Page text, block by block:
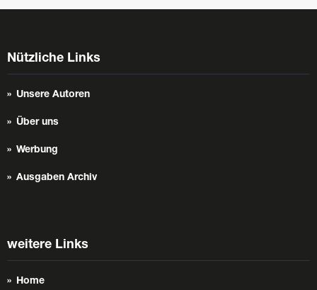
Nützliche Links
Unsere Autoren
Über uns
Werbung
Ausgaben Archiv
weitere Links
Home